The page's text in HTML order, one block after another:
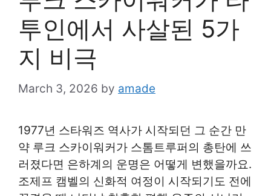
투인에서 사살된 5가
지 비극
March 3, 2026 by amade
1977년 스타워즈 역사가 시작되던 그 순간 만
약 루크 스카이워커가 스톰트루퍼의 총탄에 쓰
러졌다면 은하계의 운명은 어떻게 변했을까요.
조제프 캠벨의 신화적 여정이 시작되기도 전에